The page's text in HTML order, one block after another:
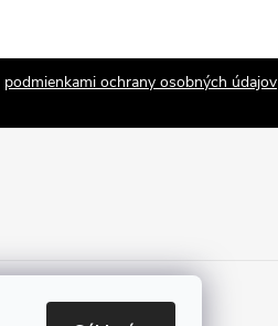
podmienkami ochrany osobných údajov